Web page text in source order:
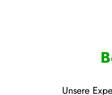
Unsere